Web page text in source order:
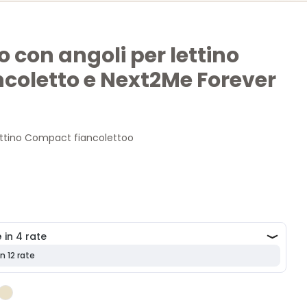
con angoli per lettino
e Next2Me Forever
Compact fiancolettoo
e Palla Pallina è adatto a materassini con misure
è adatto per